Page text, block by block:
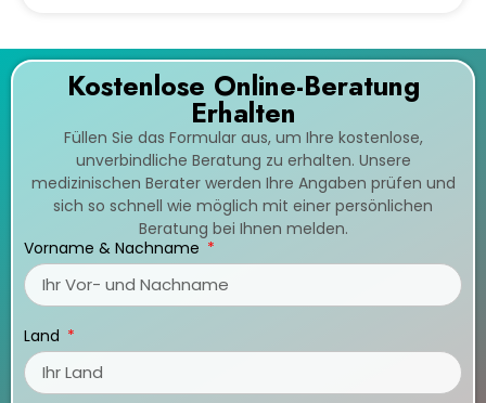
Kostenlose Online-Beratung
Erhalten
Füllen Sie das Formular aus, um Ihre kostenlose,
unverbindliche Beratung zu erhalten. Unsere
medizinischen Berater werden Ihre Angaben prüfen und
sich so schnell wie möglich mit einer persönlichen
Beratung bei Ihnen melden.
Vorname & Nachname
Land